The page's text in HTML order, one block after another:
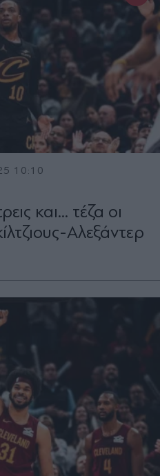
10:10
και... τέζα οι
Αλεξάντερ